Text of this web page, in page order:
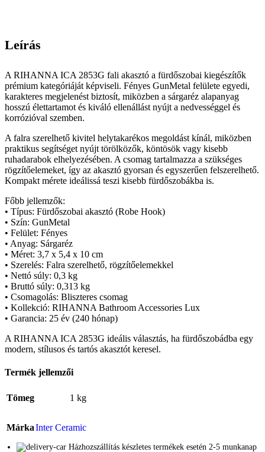
Leírás
A RIHANNA ICA 2853G fali akasztó a fürdőszobai kiegészítők
prémium kategóriáját képviseli. Fényes GunMetal felülete egyedi,
karakteres megjelenést biztosít, miközben a sárgaréz alapanyag
hosszú élettartamot és kiváló ellenállást nyújt a nedvességgel és
korrózióval szemben.
A falra szerelhető kivitel helytakarékos megoldást kínál, miközben
praktikus segítséget nyújt törölközők, köntösök vagy kisebb
ruhadarabok elhelyezésében. A csomag tartalmazza a szükséges
rögzítőelemeket, így az akasztó gyorsan és egyszerűen felszerelhető.
Kompakt mérete ideálissá teszi kisebb fürdőszobákba is.
Főbb jellemzők:
• Típus: Fürdőszobai akasztó (Robe Hook)
• Szín: GunMetal
• Felület: Fényes
• Anyag: Sárgaréz
• Méret: 3,7 x 5,4 x 10 cm
• Szerelés: Falra szerelhető, rögzítőelemekkel
• Nettó súly: 0,3 kg
• Bruttó súly: 0,313 kg
• Csomagolás: Bliszteres csomag
• Kollekció: RIHANNA Bathroom Accessories Lux
• Garancia: 25 év (240 hónap)
A RIHANNA ICA 2853G ideális választás, ha fürdőszobádba egy
modern, stílusos és tartós akasztót keresel.
Termék jellemzői
Tömeg 1 kg
MárkaInter Ceramic
Házhozszállítás készletes termékek esetén 2-5 munkanap